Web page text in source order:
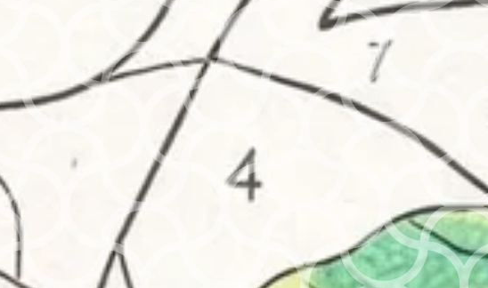
Informations
complémentaires
Niveau Débutant – Facile
Avis
Il n’y a pas encore d’avis.